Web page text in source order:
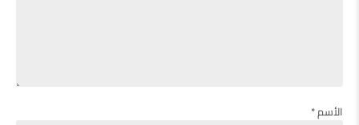
الأسم *